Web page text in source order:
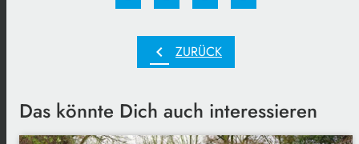
chevron_left ZURÜCK
Das könnte Dich auch interessieren